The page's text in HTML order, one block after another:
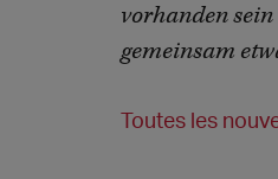
vorhanden
gemeinsam
Toutes les